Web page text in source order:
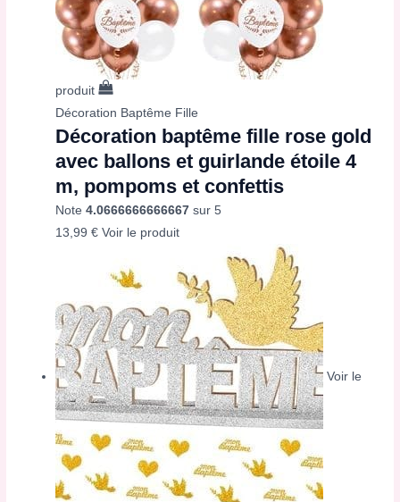
produit
Décoration Baptême Fille
Décoration baptême fille rose gold
avec ballons et guirlande étoile 4
m, pompoms et confettis
Note4.0666666666667 sur 5
13,99€ Voir le produit
Voir le